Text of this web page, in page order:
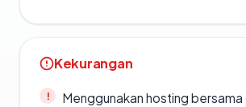
Kekurangan
Menggunakan hosting